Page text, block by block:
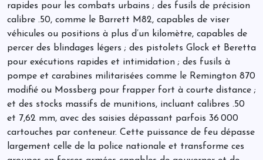
rapides pour les combats urbains ; des fusils de précision
calibre .50, comme le Barrett M82, capables de viser
véhicules ou positions à plus d’un kilomètre, capables de
percer des blindages légers ; des pistolets Glock et Beretta
pour exécutions rapides et intimidation ; des fusils à
pompe et carabines militarisées comme le Remington 870
modifié ou Mossberg pour frapper fort à courte distance ;
et des stocks massifs de munitions, incluant calibres .50
et 7,62 mm, avec des saisies dépassant parfois 36 000
cartouches par conteneur. Cette puissance de feu dépasse
largement celle de la police nationale et transforme ces